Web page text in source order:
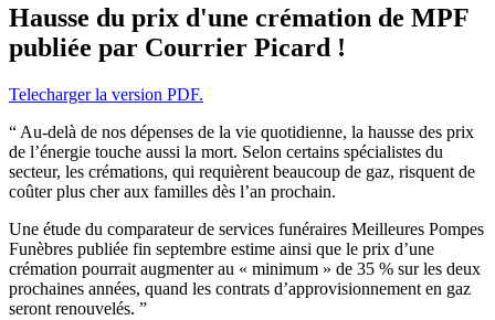
Hausse du prix d'une crémation de MPF
publiée par Courrier Picard !
Telecharger la version PDF.
“ Au-delà de nos dépenses de la vie quotidienne, la hausse des prix
de l’énergie touche aussi la mort. Selon certains spécialistes du
secteur, les crémations, qui requièrent beaucoup de gaz, risquent de
coûter plus cher aux familles dès l’an prochain.
Une étude du comparateur de services funéraires Meilleures Pompes
Funèbres publiée fin septembre estime ainsi que le prix d’une
crémation pourrait augmenter au « minimum » de 35 % sur les deux
prochaines années, quand les contrats d’approvisionnement en gaz
seront renouvelés. ”